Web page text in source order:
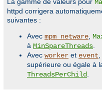
La gamme de valeurs pour
httpd corrigera
suivantes :
Avec mpm_netware,
à MinSpareThreads.
Avec worker et event,
supérieure ou égale à
ThreadsPerChild.